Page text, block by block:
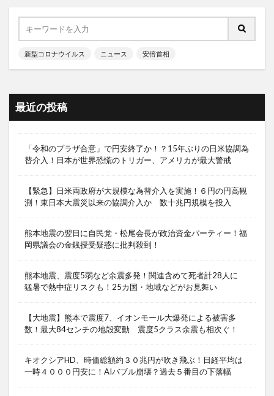
新型コロナウイルス ニュース 安倍首相
最近の投稿
「令和のプラザ合意」で円安終了か！？15年ぶりの日米協調為
替介入！日本が世界恐慌のトリガー、アメリカが最大警戒
【緊急】日米両政府が大規模な為替介入を実施！６円の円高観
測！東日本大震災以来の協調介入か 数十兆円規模を投入
熊本地震の翌日に自民党・松尾会長が政治資金パーティー！福
岡県議会の金銭授受疑惑に批判殺到！
熊本地震、震度5弱など余震多発！関連含めて死者計28人に
猛暑で熱中症リスクも！25カ国・地域などがお見舞い
【大地震】熊本で震度7、イオンモール大爆発による被害多
数！最大84センチの地殻変動 震度5クラス余震も相次ぐ！
キオクシアHD、時価総額約３０兆円が吹き飛ぶ！日経平均は
一時４０００円安に！AIバブル崩壊？過去５番目の下落幅